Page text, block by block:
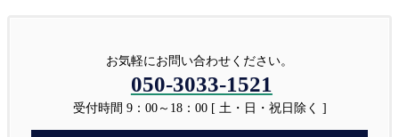
お気軽にお問い合わせください。
050-3033-1521
受付時間 9：00～18：00 [ 土・日・祝日除く ]